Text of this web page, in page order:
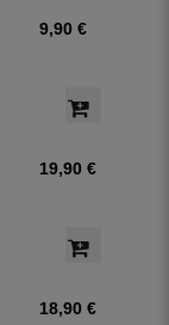
9,90 €
19,90 €
18,90 €